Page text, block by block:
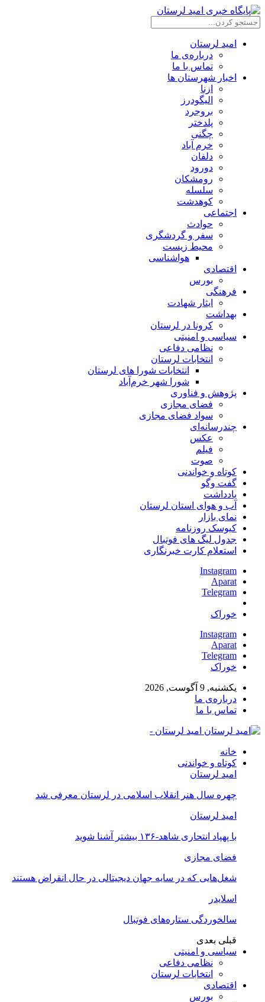
امید لرستان
درباره‌ی ما
تماس با ما
اخبار شهرستان ها
ازنا
الیگودرز
بروجرد
پلدختر
چگنی
خرم آباد
دلفان
دورود
رومشکان
سلسله
کوهدشت
اجتماعی
حوادث
سفر و گردشگری
محیط زیست
هواشناسی
اقتصادی
بورس
فرهنگی
ایثار شهادت
بهداشت
کرونا در لرستان
سیاسی و امنیتی
نظامی دفاعی
انتخابات لرستان
انتخابات شورا های لرستان
شورا شهر خرم‌آباد
پژوهش و فناوری
فضای مجازی
سواد فضای مجازی
چندرسانه‌ای
عكس
فیلم
صوت
کوتاه و خواندنی
گفت وگو
یادداشت
آب و هوای استان لرستان
نمای بازار
کیوسک روزنامه
جدول لیگ های فوتبال
استعلام کارت خبرنگاری
Instagram
Aparat
Telegram
خوراک
Instagram
Aparat
Telegram
خوراک
یکشنبه, 9 آگوست, 2026
درباره‌ی ما
تماس با ما
امید لرستان -
خانه
کوتاه و خواندنی
امید لرستان
چهره سال هنر انقلاب اسلامی در لرستان معرفی شد
امید لرستان
با پهپاد انتحاری شاهد-۱۳۶ بیشتر آشنا شوید
فضای مجازی
شغل‌‌هایی که در سایه جهان دیجیتالی در حال انقراض هستند
اسلایدر
سالخوردگی ستاره‌های فوتبال
قبلی بعدی
سیاسی و امنیتی
نظامی دفاعی
انتخابات لرستان
اقتصادی
بورس